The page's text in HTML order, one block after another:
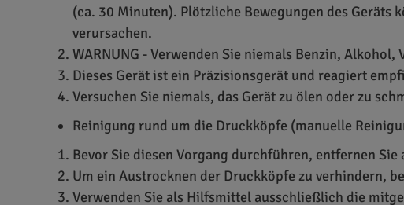
(ca. 30 Minuten). Plötzliche Bewegungen des Geräts
verursachen.
WARNUNG - Verwenden Sie niemals Benzin,
Dieses Gerät ist ein Präzisionsgerät und reagiert
Versuchen Sie niemals, das Gerät zu ölen oder zu
Reinigung rund um die Druckköpfe (manuelle
Bevor Sie diesen Vorgang durchführen, entfernen Sie
Um ein Austrocknen der Druckköpfe zu verhindern,
Verwenden Sie als Hilfsmittel ausschließlich die